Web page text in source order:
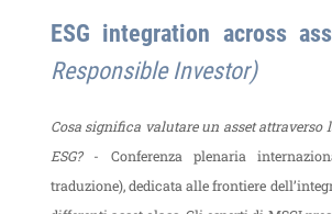
ESG integration across
Responsible Investor)
Cosa significa valutare un asset attraverso
ESG?- Conferenza plenaria
traduzione), dedicata alle frontiere